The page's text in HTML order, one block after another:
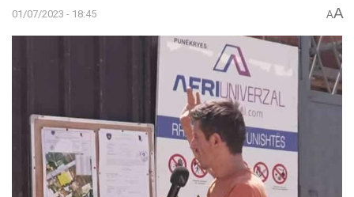
01/07/2023 - 18:45 AA